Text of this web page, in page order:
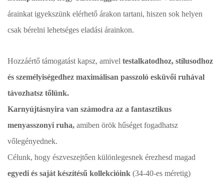
árainkat igyekszünk elérhető árakon tartani, hiszen sok helyen
csak bérelni lehetséges eladási árainkon.
Hozzáértő támogatást kapsz, amivel testalkatodhoz, stílusodhoz
és személyiségedhez maximálisan passzoló esküvői ruhával
távozhatsz tőlünk.
Karnyújtásnyira van számodra az a fantasztikus
menyasszonyi ruha, amiben örök hűséget fogadhatsz
vőlegényednek.
Célunk, hogy észveszejtően különlegesnek érezhesd magad
egyedi és saját készítésű kollekcióink (34-40-es méretig)